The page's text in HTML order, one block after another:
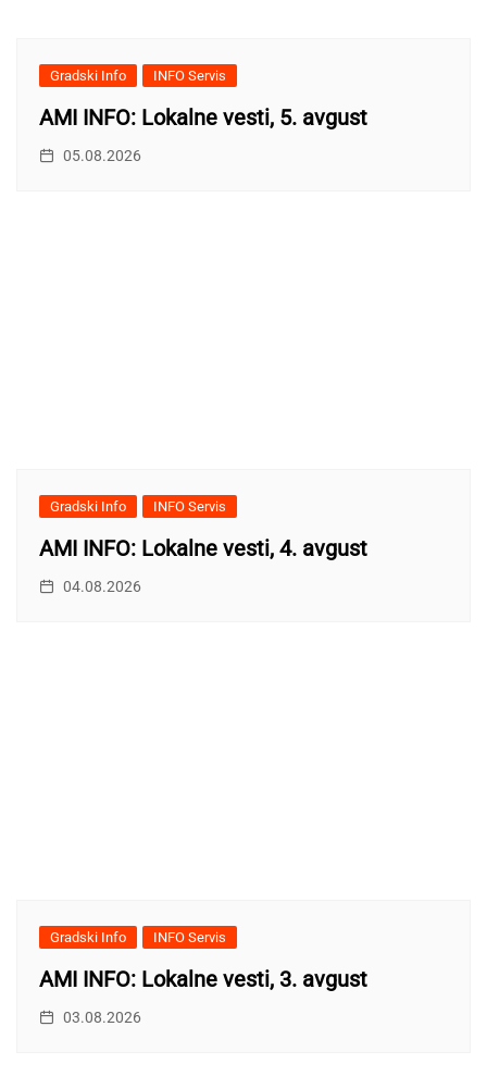
Gradski Info INFO Servis
AMI INFO: Lokalne vesti, 5. avgust
05.08.2026
Gradski Info INFO Servis
AMI INFO: Lokalne vesti, 4. avgust
04.08.2026
Gradski Info INFO Servis
AMI INFO: Lokalne vesti, 3. avgust
03.08.2026